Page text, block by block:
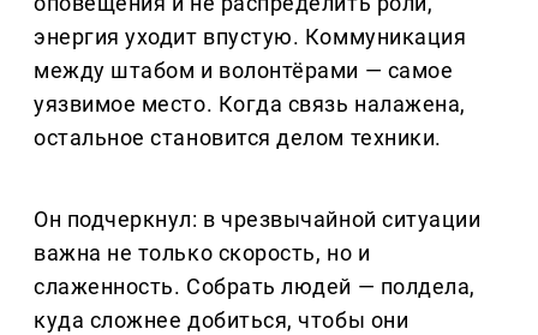
энергия уходит впустую. Коммуникация
между штабом и волонтёрами — самое
уязвимое место. Когда связь налажена,
остальное становится делом техники.
Он подчеркнул: в чрезвычайной ситуации
важна не только скорость, но и
слаженность. Собрать людей — полдела,
куда сложнее добиться, чтобы они